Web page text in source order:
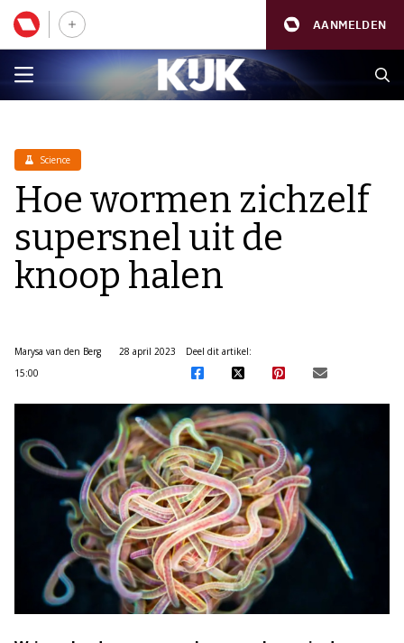
AANMELDEN
Science
Hoe wormen zichzelf
supersnel uit de
knoop halen
Marysa van den Berg
28 april 2023
15:00
Deel dit artikel: